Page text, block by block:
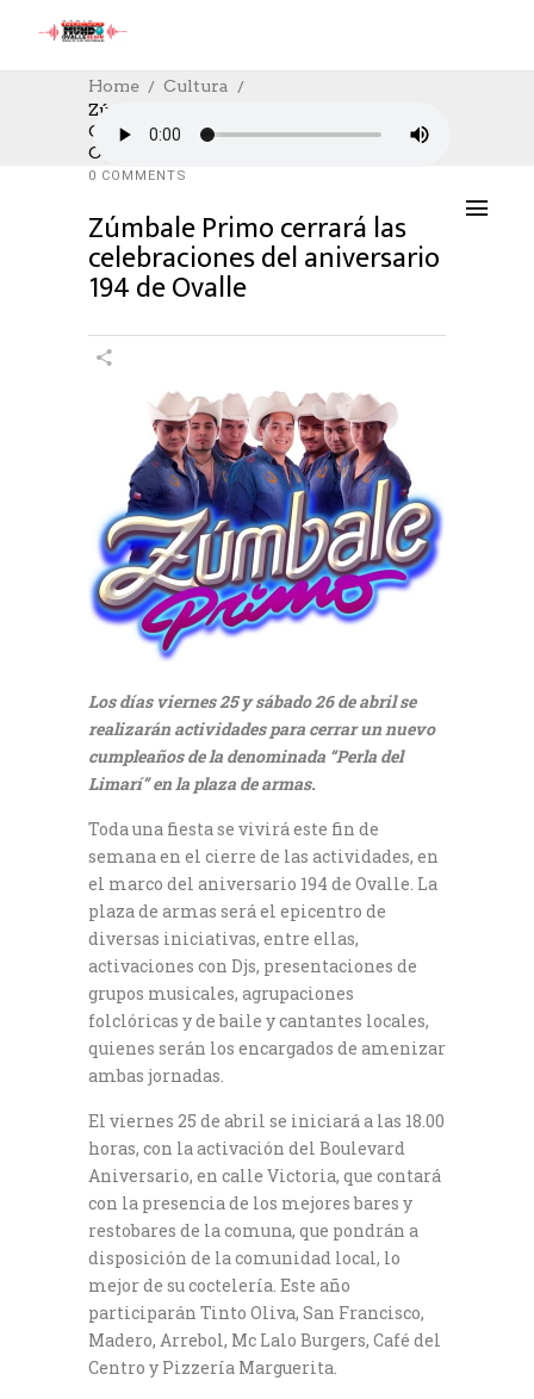
Home
Cultura
Zúmbale Primo Cerrará Las
Celebraciones Del Aniversario 194 De
Ovalle
CULTURA,CULTURE
24/04/2025
AUTHOR: HECTOR
0 COMMENTS
Zúmbale Primo cerrará las
celebraciones del aniversario
194 de Ovalle
Los días viernes 25 y sábado 26 de abril se
realizarán actividades para cerrar un nuevo
cumpleaños de la denominada “Perla del
Limarí” en la plaza de armas.
Toda una fiesta se vivirá este fin de
semana en el cierre de las actividades, en
el marco del aniversario 194 de Ovalle. La
plaza de armas será el epicentro de
diversas iniciativas, entre ellas,
activaciones con Djs, presentaciones de
grupos musicales, agrupaciones
folclóricas y de baile y cantantes locales,
quienes serán los encargados de amenizar
ambas jornadas.
El viernes 25 de abril se iniciará a las 18.00
horas, con la activación del Boulevard
Aniversario, en calle Victoria, que contará
con la presencia de los mejores bares y
restobares de la comuna, que pondrán a
disposición de la comunidad local, lo
mejor de su coctelería. Este año
participarán Tinto Oliva, San Francisco,
Madero, Arrebol, Mc Lalo Burgers, Café del
Centro y Pizzería Marguerita.